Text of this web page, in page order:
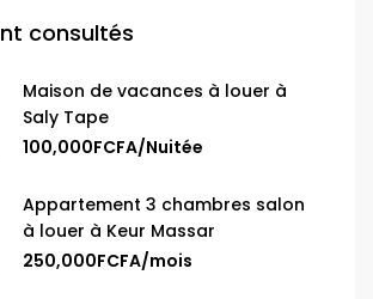
consultés
Maison de vacances à louer à
Saly Tape
100,000FCFA/Nuitée
Appartement 3 chambres salon
à louer à Keur Massar
250,000FCFA/mois